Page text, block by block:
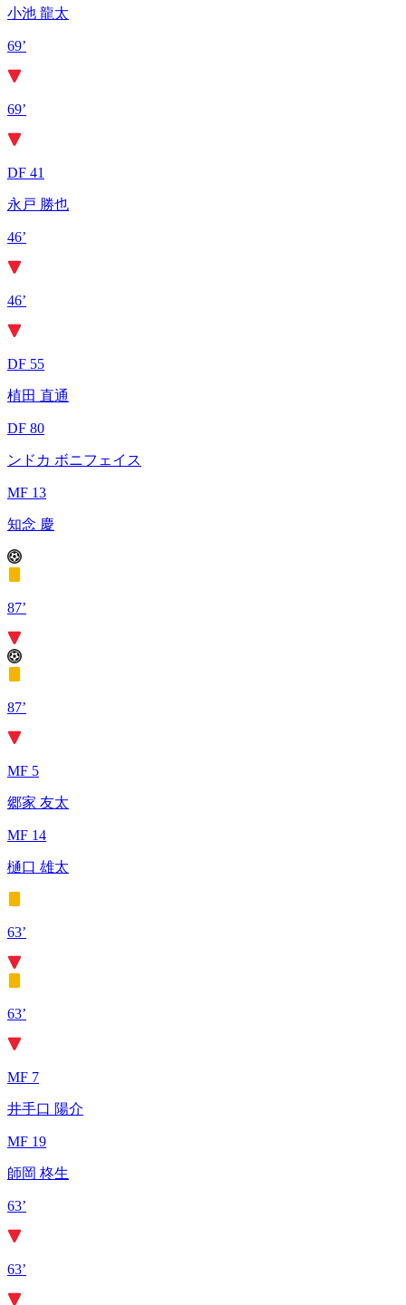
小池 龍太
69’
69’
DF 41
永戸 勝也
46’
46’
DF 55
植田 直通
DF 80
ンドカ ボニフェイス
MF 13
知念 慶
87’
87’
MF 5
郷家 友太
MF 14
樋口 雄太
63’
63’
MF 7
井手口 陽介
MF 19
師岡 柊生
63’
63’